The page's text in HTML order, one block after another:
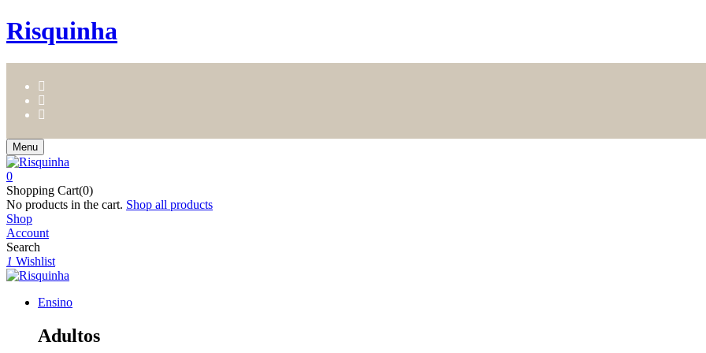
Risquinha
Menu
0
Shopping Cart(0)
No products in the cart. Shop all products
Shop
Account
Search
1 Wishlist
Ensino
Adultos